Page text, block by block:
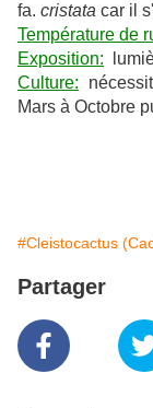
fa. cristata car il
Température de
Exposition:
Culture:
Mars à Octobre
#Cleistocactus
Partager